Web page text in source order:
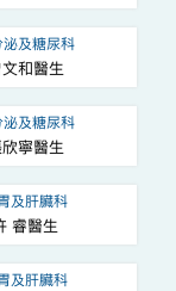
泌及糖尿科
文和醫生
泌及糖尿科
寧醫生
及肝臟科
睿醫生
及肝臟科